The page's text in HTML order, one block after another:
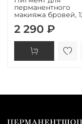
перманентного
макияжа бровей,
2 290 ₽